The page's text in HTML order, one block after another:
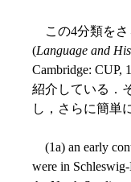
この4分類をさ
(Language and
Cambridge:
紹介している．
し，さらに簡単
(1a) an early
were in